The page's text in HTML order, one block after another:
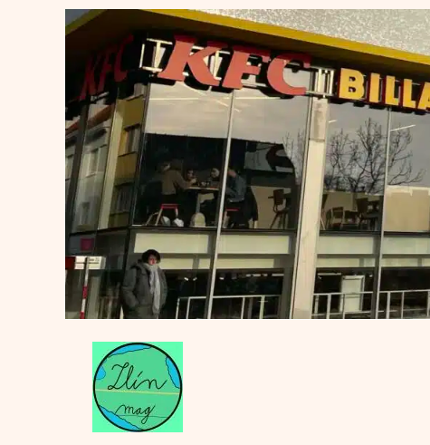
Přeskočit
obsah